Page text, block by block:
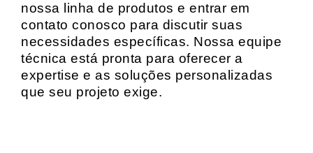
nossa linha de produtos e entrar em
contato conosco para discutir suas
necessidades específicas. Nossa equipe
técnica está pronta para oferecer a
expertise e as soluções personalizadas
que seu projeto exige.